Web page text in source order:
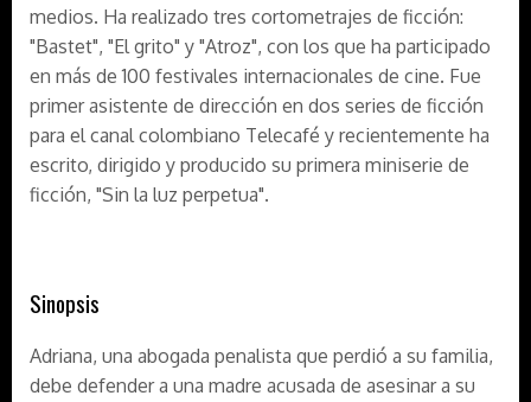
medios. Ha realizado tres cortometrajes de ficción:
"Bastet", "El grito" y "Atroz", con los que ha participado
en más de 100 festivales internacionales de cine. Fue
primer asistente de dirección en dos series de ficción
para el canal colombiano Telecafé y recientemente ha
escrito, dirigido y producido su primera miniserie de
ficción, "Sin la luz perpetua".
Sinopsis
Adriana, una abogada penalista que perdió a su familia,
debe defender a una madre acusada de asesinar a su